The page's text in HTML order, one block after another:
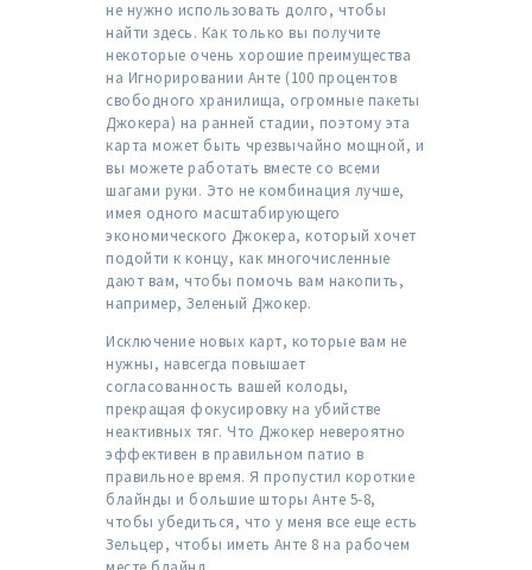
не нужно использовать долго, чтобы
найти здесь. Как только вы получите
некоторые очень хорошие преимущества
на Игнорировании Анте (100 процентов
свободного хранилища, огромные пакеты
Джокера) на ранней стадии, поэтому эта
карта может быть чрезвычайно мощной, и
вы можете работать вместе со всеми
шагами руки. Это не комбинация лучше,
имея одного масштабирующего
экономического Джокера, который хочет
подойти к концу, как многочисленные
дают вам, чтобы помочь вам накопить,
например, Зеленый Джокер.
Исключение новых карт, которые вам не
нужны, навсегда повышает
согласованность вашей колоды,
прекращая фокусировку на убийстве
неактивных тяг. Что Джокер невероятно
эффективен в правильном патио в
правильное время. Я пропустил короткие
блайнды и большие шторы Анте 5-8,
чтобы убедиться, что у меня все еще есть
Зельцер, чтобы иметь Анте 8 на рабочем